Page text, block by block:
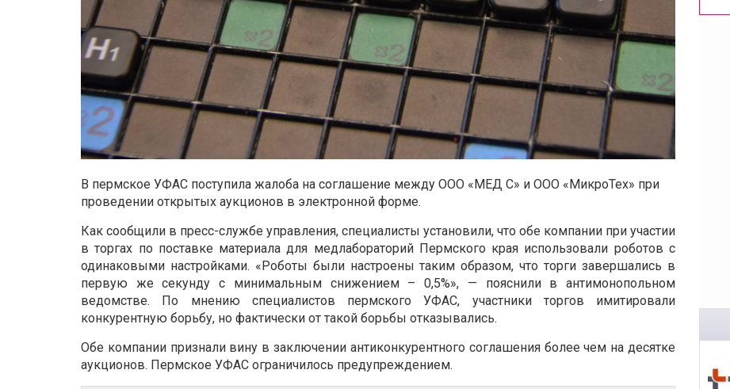
В пермское УФАС поступила жалоба на соглашение между ООО «МЕД С» и ООО «МикроТех» при
проведении открытых аукционов в электронной форме.
Как сообщили в пресс-службе управления, специалисты установили, что обе компании при участии
в торгах по поставке материала для медлабораторий Пермского края использовали роботов с
одинаковыми настройками. «Роботы были настроены таким образом, что торги завершались в
первую же секунду с минимальным снижением – 0,5%», — пояснили в антимонопольном
ведомстве. По мнению специалистов пермского УФАС, участники торгов имитировали
конкурентную борьбу, но фактически от такой борьбы отказывались.
Обе компании признали вину в заключении антиконкурентного соглашения более чем на десятке
аукционов. Пермское УФАС ограничилось предупреждением.